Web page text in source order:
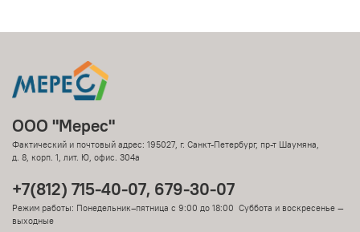
ООО "Мерес"
Фактический и почтовый адрес: 195027, г. Санкт-Петербург, пр-т Шаумяна,
д. 8, корп. 1, лит. Ю, офис. 304а
+7(812) 715-40-07, 679-30-07
Режим работы: Понедельник–пятница с 9:00 до 18:00 Суббота и воскресенье —
выходные